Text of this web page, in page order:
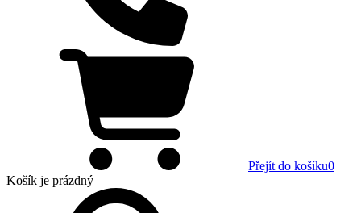
Přejít do košíku0
Košík je prázdný